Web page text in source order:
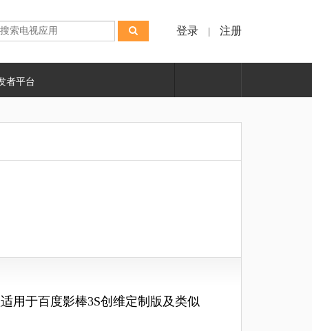
登录 注册
者平台
用于百度影棒3S创维定制版及类似